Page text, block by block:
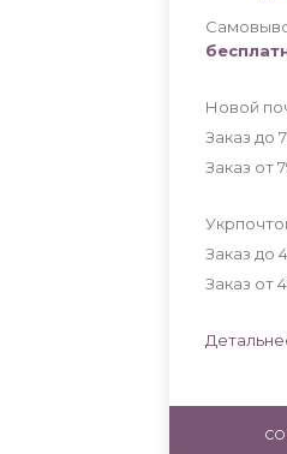
Новой
Заказ до
Заказ от
Заказ до
Заказ от